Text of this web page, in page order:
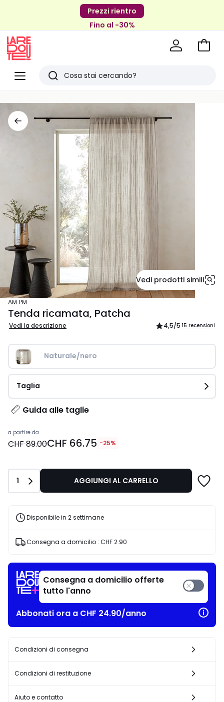
Prezzi rientro
Fino al -30%
Menu
Redoute
Ricerca
visti
Vai
Vedi prodotti simili
AM.PM
Tenda ricamata, Patcha
Vedi la descrizione 4,5/5 15 recensioni
Naturale/nero
Taglia
Guida alle taglie
Prezzo
a
66.75
invece
CHF
89.00
applicata.
a partire da
CHF 89.00CHF 66.75 -25%
Quantità
1 AGGIUNGI AL CARRELLO
Disponibile in 2 settimane
Consegna a domicilio : CHF 2.90
Consegna a domicilio offerte
tutto l'anno
Abbonati ora a CHF 24.90/anno
Condizioni di consegna
Condizioni di restituzione
Aiuto e contatto